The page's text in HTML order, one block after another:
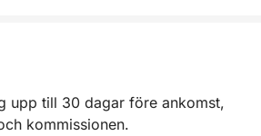
upp till 30 dagar före ankomst,
kommissionen.